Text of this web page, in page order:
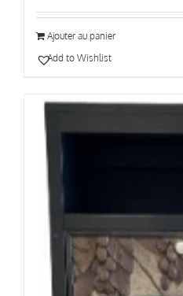
Ajouter au panier
Add to Wishlist